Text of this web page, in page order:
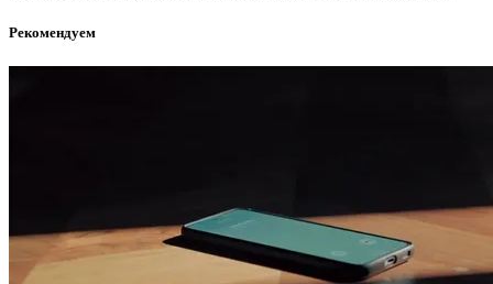
Рекомендуем